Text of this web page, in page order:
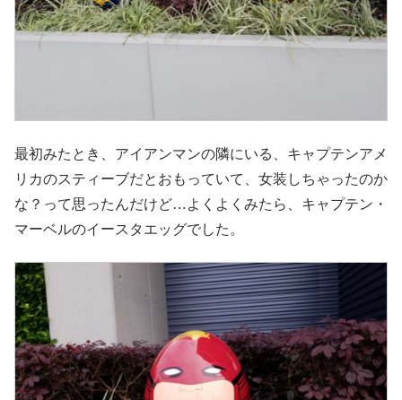
最初みたとき、アイアンマンの隣にいる、キャプテンアメ
リカのスティーブだとおもっていて、女装しちゃったのか
な？って思ったんだけど…よくよくみたら、キャプテン・
マーベルのイースタエッグでした。